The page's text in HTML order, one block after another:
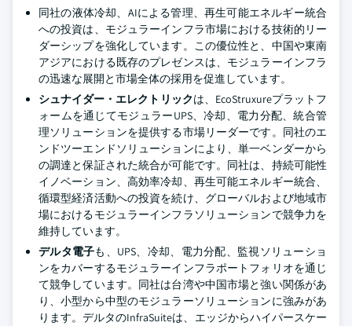
同社の液体冷却、AIによる管理、再生可能エネルギー統合
への投資は、モジュラーインフラ市場における技術的リー
ダーシップを強化しています。この優位性と、中国や東南
アジアにおける既存のプレゼンスは、モジュラーインフラ
の迅速な展開と市場全体の採用を促進しています。
シュナイダー・エレクトリックは、EcoStruxureプラットフ
ォームを通じてモジュラーUPS、冷却、電力分配、統合管
理ソリューションを提供する市場リーダーです。同社のエ
ンドツーエンドソリューションにより、単一ベンダーから
の調達と保証された統合が可能です。同社は、持続可能性
イノベーション、高効率冷却、再生可能エネルギー統合、
循環型経済活動への投資を続け、グローバルおよび地域市
場におけるモジュラーインフラソリューションで競争力を
維持しています。
デルタ電子も、UPS、冷却、電力分配、監視ソリューショ
ンをカバーするモジュラーインフラポートフォリオを通じ
て競争しています。同社は台湾や中国市場と強い関係があ
り、小型から中型のモジュラーソリューションに強みがあ
ります。デルタのInfraSuiteは、エッジからハイパースケー